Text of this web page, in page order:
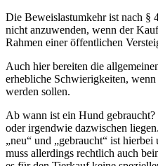
Die Beweislastumkehr ist nach §
nicht anzuwenden, wenn der
Rahmen einer öffentlichen
Auch hier bereiten die
erhebliche Schwierigkeiten,
werden sollen.
Ab wann ist ein Hund
oder irgendwie dazwischen
„neu“ und „gebraucht“ ist
muss allerdings rechtlich auch